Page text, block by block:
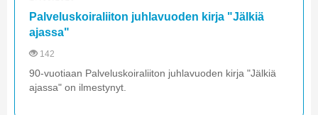
Palveluskoiraliiton juhlavuoden kirja "Jälkiä
ajassa"
142
90-vuotiaan Palveluskoiraliiton juhlavuoden kirja "Jälkiä
ajassa" on ilmestynyt.